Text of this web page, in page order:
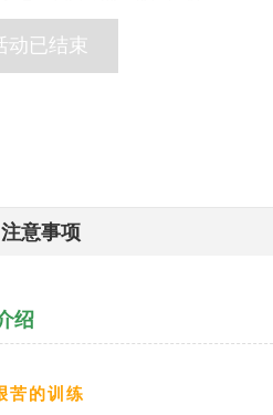
动已结束
注意事项
绍
苦的训练